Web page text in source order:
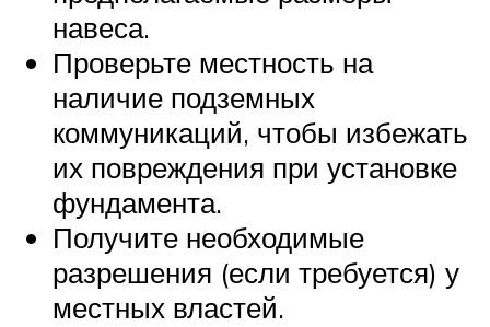
навеса.
Проверьте местность на
наличие подземных
коммуникаций, чтобы избежать
их повреждения при установке
фундамента.
Получите необходимые
разрешения (если требуется) у
местных властей.